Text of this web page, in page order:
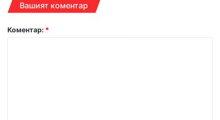
Вашият коментар
Коментар: *